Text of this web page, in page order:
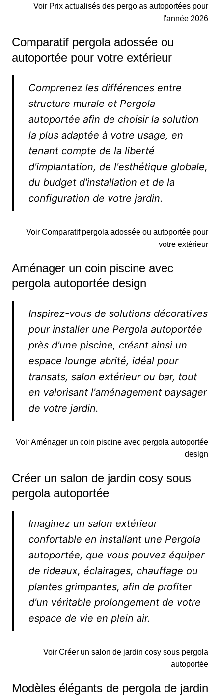
Voir Prix actualisés des pergolas autoportées pour
l'année 2026
Comparatif pergola adossée ou
autoportée pour votre extérieur
Comprenez les différences entre
structure murale et Pergola
autoportée afin de choisir la solution
la plus adaptée à votre usage, en
tenant compte de la liberté
d'implantation, de l'esthétique globale,
du budget d'installation et de la
configuration de votre jardin.
Voir Comparatif pergola adossée ou autoportée pour
votre extérieur
Aménager un coin piscine avec
pergola autoportée design
Inspirez-vous de solutions décoratives
pour installer une Pergola autoportée
près d'une piscine, créant ainsi un
espace lounge abrité, idéal pour
transats, salon extérieur ou bar, tout
en valorisant l'aménagement paysager
de votre jardin.
Voir Aménager un coin piscine avec pergola autoportée
design
Créer un salon de jardin cosy sous
pergola autoportée
Imaginez un salon extérieur
confortable en installant une Pergola
autoportée, que vous pouvez équiper
de rideaux, éclairages, chauffage ou
plantes grimpantes, afin de profiter
d'un véritable prolongement de votre
espace de vie en plein air.
Voir Créer un salon de jardin cosy sous pergola
autoportée
Modèles élégants de pergola de jardin